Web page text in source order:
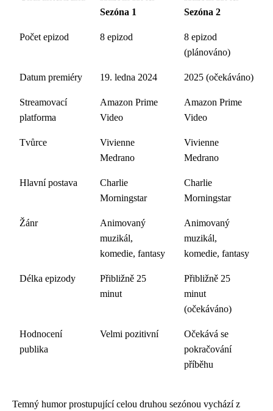
Sezóna 1
Sezóna 2
Počet epizod 8 epizod
8 epizod
(plánováno)
Datum premiéry 19. ledna 2024 2025 (očekáváno)
Streamovací
platforma
Amazon Prime
Video
Amazon Prime
Video
Tvůrce
Vivienne
Medrano
Vivienne
Medrano
Hlavní postava
Charlie
Morningstar
Charlie
Morningstar
Žánr
Animovaný
muzikál,
komedie, fantasy
Animovaný
muzikál,
komedie, fantasy
Délka epizody
Přibližně 25
minut
Přibližně 25
minut
(očekáváno)
Hodnocení
publika
Velmi pozitivní
Očekává se
pokračování
příběhu
Temný humor prostupující celou druhou sezónou vychází z